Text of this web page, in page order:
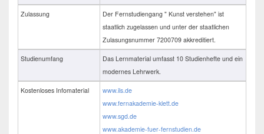
Zulassung
Der Fernstudiengang " Kunst verstehen" ist
staatlich zugelassen und unter der staatlichen
Zulasungsnummer 7200709 akkreditiert.
Studienumfang
Das Lernmaterial umfasst 10 Studienhefte und ein
modernes Lehrwerk.
Kostenloses Infomaterial
www.ils.de
www.fernakademie-klett.de
www.sgd.de
www.akademie-fuer-fernstudien.de